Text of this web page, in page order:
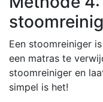
Een stoomreiniger
een matras te
stoomreiniger en
simpel is het!